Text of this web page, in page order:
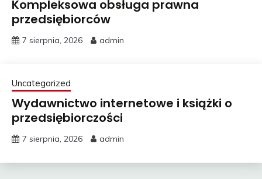
Kompleksowa obsługa prawna
przedsiębiorców
7 sierpnia, 2026 admin
Uncategorized
Wydawnictwo internetowe i książki o
przedsiębiorczości
7 sierpnia, 2026 admin